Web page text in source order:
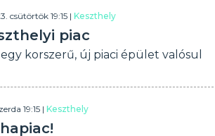
csütörtök 19:15 |Keszthely
piac
korszerű, új piaci épület valósul
19:15 |Keszthely